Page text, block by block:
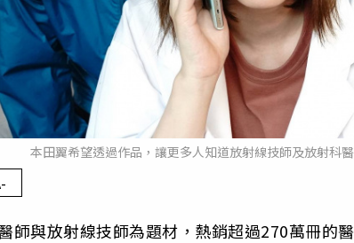
本田翼希望透過作品，讓更多人知道放射線技師及放射科
師與放射線技師為題材，熱銷超過270萬冊的